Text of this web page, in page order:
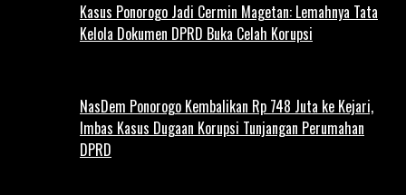
Kasus Ponorogo Jadi Cermin Magetan: Lemahnya Tata
Kelola Dokumen DPRD Buka Celah Korupsi
NasDem Ponorogo Kembalikan Rp 748 Juta ke Kejari,
Imbas Kasus Dugaan Korupsi Tunjangan Perumahan
DPRD